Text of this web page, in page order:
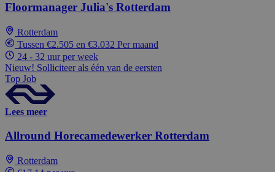
Floormanager Julia's Rotterdam
Rotterdam
Tussen €2.505 en €3.032 Per maand
24 - 32 uur per week
Nieuw! Solliciteer als één van de eersten
Top Job
Lees meer
Allround Horecamedewerker Rotterdam
Rotterdam